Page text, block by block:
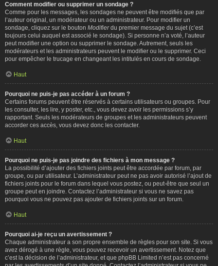
Comment modifier ou supprimer un sondage ?
Comme pour les messages, les sondages ne peuvent être modifiés que par
l’auteur original, un modérateur ou un administrateur. Pour modifier un
sondage, cliquez sur le bouton Modifierdu premier message du sujet (c’est
toujours celui auquel est associé le sondage). Si personne n’a voté, l’auteur
peut modifier une option ou supprimer le sondage. Autrement, seuls les
modérateurs et les administrateurs peuvent le modifier ou le supprimer. Ceci
pour empêcher le trucage en changeant les intitulés en cours de sondage.
Haut
Pourquoi ne puis-je pas accéder à un forum ?
Certains forums peuvent être réservés à certains utilisateurs ou groupes. Pour
les consulter, les lire, y poster, etc., vous devez avoir les permissions s’y
rapportant. Seuls les modérateurs de groupes et les administrateurs peuvent
accorder ces accès, vous devez donc les contacter.
Haut
Pourquoi ne puis-je pas joindre des fichiers à mon message ?
La possibilité d’ajouter des fichiers joints peut être accordée par forum, par
groupe, ou par utilisateur. L’administrateur peut ne pas avoir autorisé l’ajout de
fichiers joints pour le forum dans lequel vous postez, ou peut-être que seul un
groupe peut en joindre. Contactez l’administrateur si vous ne savez pas
pourquoi vous ne pouvez pas ajouter de fichiers joints sur un forum.
Haut
Pourquoi ai-je reçu un avertissement ?
Chaque administrateur a son propre ensemble de règles pour son site. Si vous
avez dérogé à une règle, vous pouvez recevoir un avertissement. Notez que
c’est la décision de l’administrateur, et que phpBB Limited n’est pas concerné